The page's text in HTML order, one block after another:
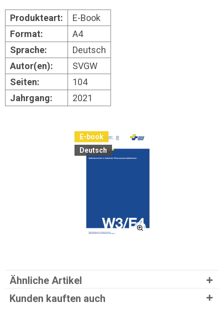
Produkteart:
E-Book
Format:
A4
Sprache:
Deutsch
Autor(en):
SVGW
Seiten:
104
Jahrgang:
2021
E-book
Deutsch
Ähnliche Artikel
Kunden kauften auch